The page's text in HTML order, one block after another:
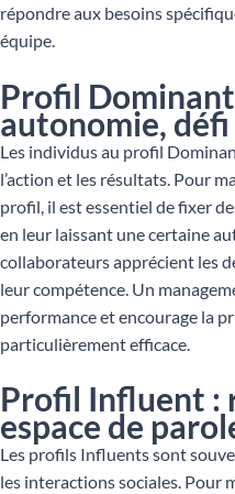
répondre aux besoins
équipe.
Profil
autonomie, défi
Les individus au profil
l’action et les résultats. Pour
profil, il est essentiel de fixer
en leur laissant une certaine
collaborateurs apprécient les
leur compétence. Un
performance et encourage la
particulièrement efficace.
Profil Influent :
espace de
Les profils Influents sont
les interactions sociales. Pour